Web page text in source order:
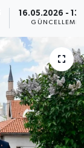
16.05.2026 -
GÜNCELLEME